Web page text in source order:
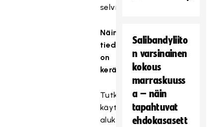
selvityksillä.
Näin
tiedot
on
kerätty
Tutkimustiedosta
käytiin
aluksi
Salibandyliito
n varsinainen
kokous
marraskuuss
a – näin
tapahtuvat
ehdokasasett